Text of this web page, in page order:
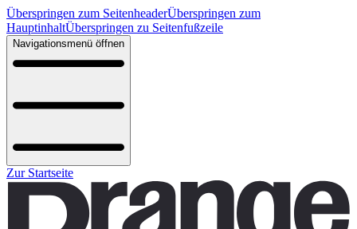
Überspringen zum SeitenheaderÜberspringen zum
HauptinhaltÜberspringen zu Seitenfußzeile
Navigationsmenü öffnen
Zur Startseite